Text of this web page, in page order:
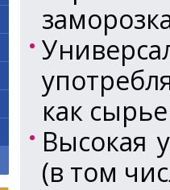
как
Высокая
(в том